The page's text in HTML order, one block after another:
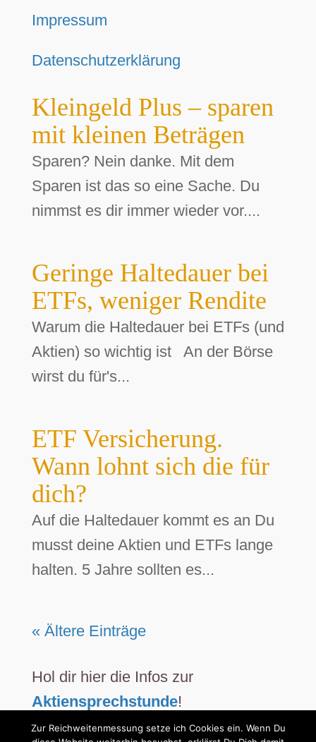
Impressum
Datenschutzerklärung
Kleingeld Plus – sparen
mit kleinen Beträgen
Sparen? Nein danke. Mit dem
Sparen ist das so eine Sache. Du
nimmst es dir immer wieder vor....
Geringe Haltedauer bei
ETFs, weniger Rendite
Warum die Haltedauer bei ETFs (und
Aktien) so wichtig ist An der Börse
wirst du für's...
ETF Versicherung.
Wann lohnt sich die für
dich?
Auf die Haltedauer kommt es an Du
musst deine Aktien und ETFs lange
halten. 5 Jahre sollten es...
« Ältere Einträge
Hol dir hier die Infos zur
Aktiensprechstunde!
Zur Reichweitenmessung setze ich Cookies ein. Wenn Du